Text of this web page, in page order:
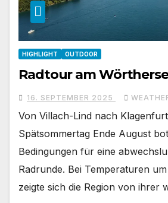
HIGHLIGHT OUTDOOR
Radtour am
16. SEPTEMBER 2025
Von Villach-Lind nach
Spätsommertag Ende August
Bedingungen für eine
Radrunde. Bei Temperaturen
zeigte sich die Region von ihrer